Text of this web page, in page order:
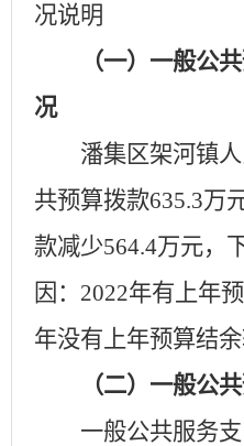
况说明
（一）一般公
况
潘集区架河镇
共预算拨款635.3万
款减少564.4万元，
因： 2022年有上年
年没有上年预算结
（二） 一般公
一般公共服务